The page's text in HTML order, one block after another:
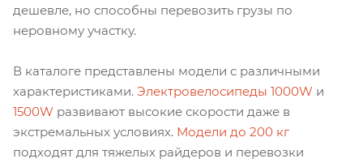
дешевле, но способны перевозить грузы по
неровному участку.
В каталоге представлены модели с различными
характеристиками. Электровелосипеды 1000W и
1500W развивают высокие скорости даже в
экстремальных условиях. Модели до 200 кг
подходят для тяжелых райдеров и перевозки